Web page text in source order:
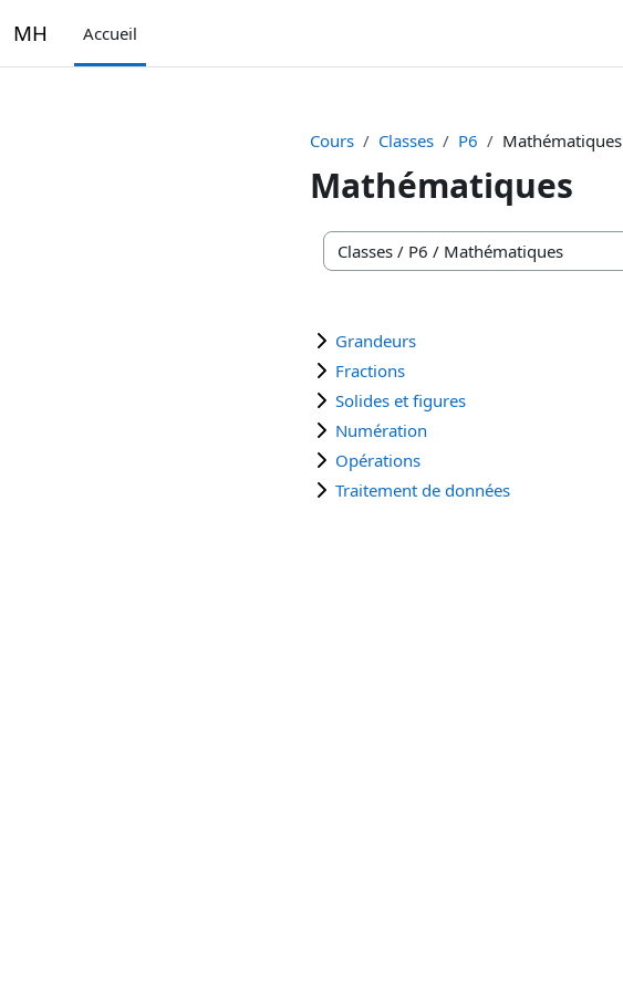
MH Accueil
Cours Classes P6 Mathématiques
Mathématiques
Catégories de cours
Grandeurs
Fractions
Solides et figures
Numération
Opérations
Traitement de données